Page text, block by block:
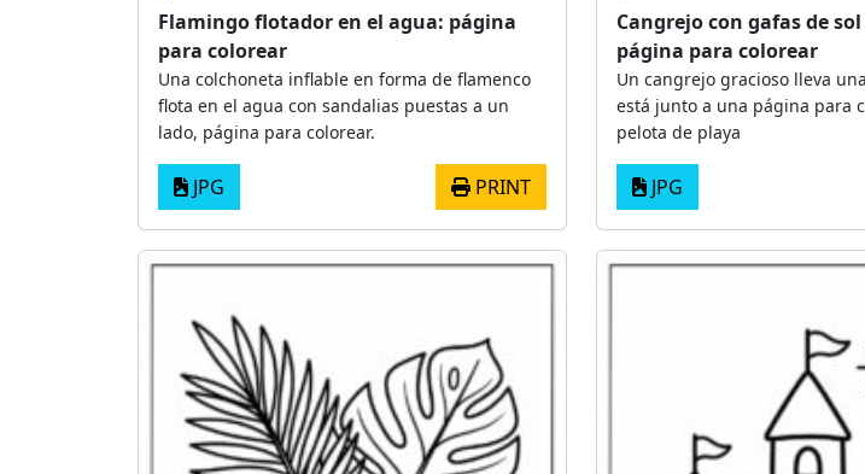
Flamingo flotador en el agua: página
para colorear
Una colchoneta inflable en forma de flamenco
flota en el agua con sandalias puestas a un
lado, página para colorear.
JPG PRINT
Cangrejo con gafas de
página para colorear
Un cangrejo gracioso lleva
está junto a una página para
pelota de playa
JPG